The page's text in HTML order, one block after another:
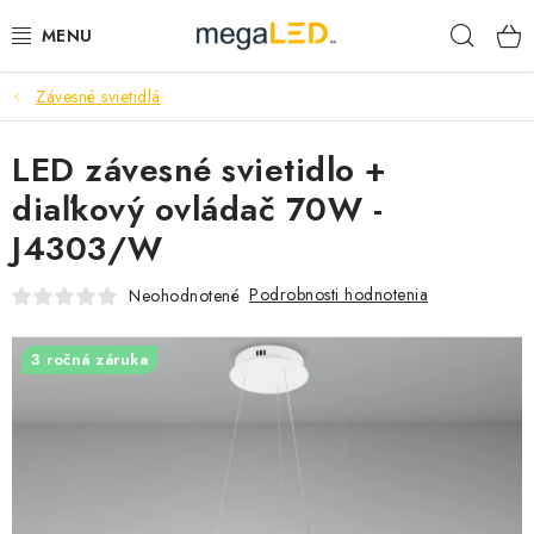
na
PRIEMYSEL
SVIETIDLÁ
ŽIAROVKY A TRUBICE
PRACOVNÉ SVIETIDLÁ
ELEKTROMATERIÁL
Závesné svietidlá
LED závesné svietidlo +
diaľkový ovládač 70W -
J4303/W
Neohodnotené Podrobnosti hodnotenia
3 ročná záruka